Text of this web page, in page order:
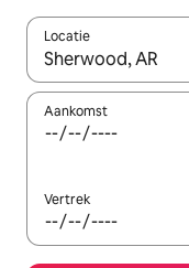
Locatie
Wanneer er
Aankomst
Vertrek